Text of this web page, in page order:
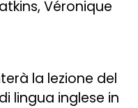
Véronique
la lezione del
lingua inglese in